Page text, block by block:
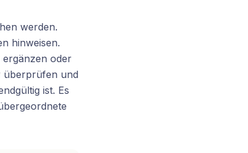
werden.
hinweisen.
ergänzen oder
überprüfen und
ist. Es